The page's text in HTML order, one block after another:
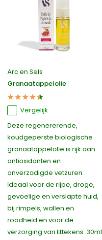
Arc en Sels
Granaatappelolie
Vergelijk
Deze regenererende,
koudgeperste biologische
granaatappelolie is rijk aan
antioxidanten en
onverzadigde vetzuren.
Ideaal voor de rijpe, droge,
gevoelige en verslapte huid,
bij rimpels, wallen en
roodheid en voor de
verzorging van littekens. 30ml